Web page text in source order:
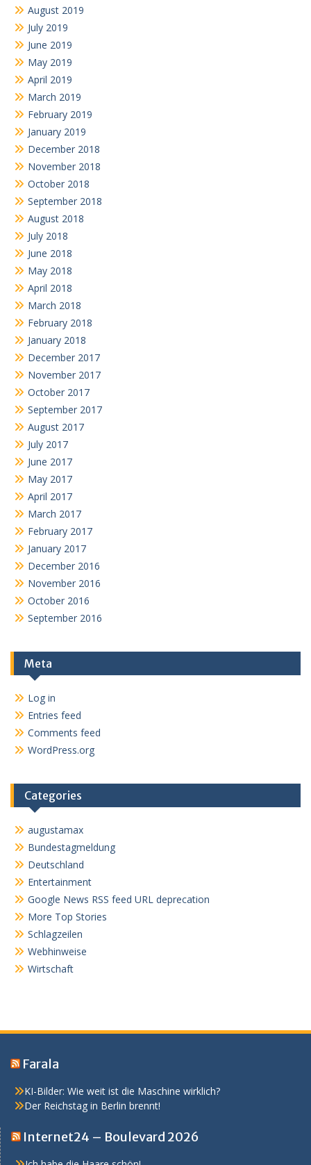
August 2019
July 2019
June 2019
May 2019
April 2019
March 2019
February 2019
January 2019
December 2018
November 2018
October 2018
September 2018
August 2018
July 2018
June 2018
May 2018
April 2018
March 2018
February 2018
January 2018
December 2017
November 2017
October 2017
September 2017
August 2017
July 2017
June 2017
May 2017
April 2017
March 2017
February 2017
January 2017
December 2016
November 2016
October 2016
September 2016
Meta
Log in
Entries feed
Comments feed
WordPress.org
Categories
augustamax
Bundestagmeldung
Deutschland
Entertainment
Google News RSS feed URL deprecation
More Top Stories
Schlagzeilen
Webhinweise
Wirtschaft
Farala
KI-Bilder: Wie weit ist die Maschine wirklich?
Der Reichstag in Berlin brennt!
Internet24 – Boulevard 2026